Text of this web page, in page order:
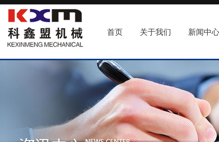
首页 关于我们 新闻中心